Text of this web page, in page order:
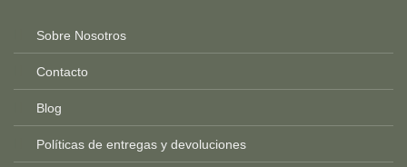
Sobre Nosotros
Contacto
Blog
Políticas de entregas y devoluciones